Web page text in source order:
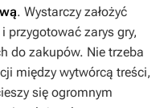
. Wystarczy założyć
przygotować zarys gry,
do zakupów. Nie trzeba
między wytwórcą treści,
się ogromnym